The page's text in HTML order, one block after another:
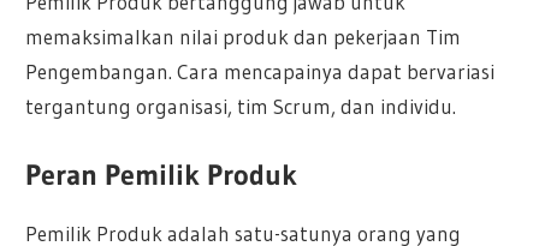
memaksimalkan nilai produk dan pekerjaan Tim
Pengembangan. Cara mencapainya dapat bervariasi
tergantung organisasi, tim Scrum, dan individu.
Peran Pemilik Produk
Pemilik Produk adalah satu-satunya orang yang